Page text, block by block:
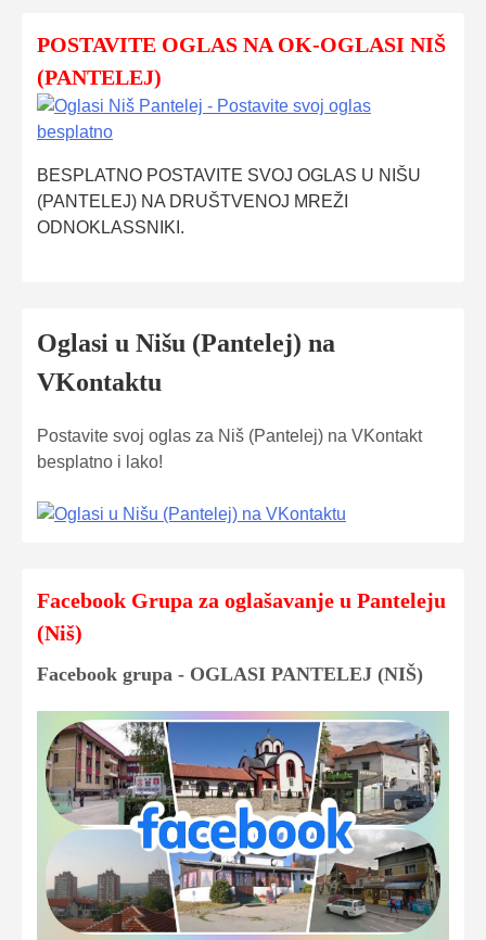
POSTAVITE OGLAS NA OK-OGLASI NIŠ
(PANTELEJ)
BESPLATNO POSTAVITE SVOJ OGLAS U NIŠU
(PANTELEJ) NA DRUŠTVENOJ MREŽI
ODNOKLASSNIKI.
Oglasi u Nišu (Pantelej) na
VKontaktu
Postavite svoj oglas za Niš (Pantelej) na VKontakt
besplatno i lako!
Facebook Grupa za oglašavanje u Panteleju
(Niš)
Facebook grupa - OGLASI PANTELEJ (NIŠ)